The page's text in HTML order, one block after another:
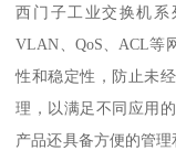
西门子工业交换机
VLAN、QoS、ACL等
性和稳定性，防止未
理，以满足不同应用
产品还具备方便的管